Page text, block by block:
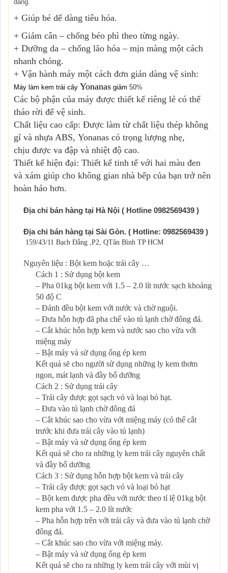
dàng.
+ Giúp bé dể dàng tiêu hóa.
+ Giảm cân – chống béo phì theo từng ngày.
+ Dưỡng da – chống lão hóa – mịn màng một cách
nhanh chóng.
+ Vận hành máy một cách đơn giản dàng vệ sinh:
Máy làm kem trái cây Yonanas giảm 50%
Các bộ phận của máy được thiết kế riêng lẻ có thể
tháo rời để vệ sinh.
Chất liệu cao cấp: Được làm từ chất liệu thép không
gỉ và nhựa ABS, Yonanas có trọng lượng nhẹ,
chịu được va đập và nhiệt độ cao.
Thiết kế hiện đại: Thiết kế tinh tế với hai màu đen
và xám giúp cho không gian nhà bếp của bạn trở nên
hoàn hảo hơn.
Địa chỉ bán hàng tại Hà Nội ( Hotline 0982569439 )
Địa chỉ bán hàng tại Sài Gòn. ( Hotline: 0982569439 )
159/43/11 Bạch Đằng ,P2, QTân Bình TP HCM
Nguyên liệu : Bột kem hoặc trái cây …
Cách 1 : Sử dụng bột kem
– Pha 01kg bột kem với 1.5 – 2.0 lít nước sạch khoảng
50 độ C
– Đánh đều bột kem với nước và chờ nguội.
– Đưa hỗn hợp đã pha chế vào tủ lạnh chờ đông đá.
– Cắt khúc hỗn hợp kem và nước sao cho vừa với
miệng máy
– Bật máy và sử dụng ống ép kem
Kết quả sẽ cho người sử dụng những ly kem thơm
ngon, mát lạnh và đầy bổ dưỡng
Cách 2 : Sử dụng trái cây
– Trái cây được gọt sạch vỏ và loại bỏ hạt.
– Đưa vào tủ lạnh chờ đông đá
– Cắt khúc sao cho vừa với miệng máy (có thể cắt
trước khi đưa trái cây vào tủ lạnh)
– Bật máy và sử dụng ống ép kem
Kết quả sẽ cho ra những ly kem trái cây nguyên chất
và đầy bổ dưỡng
Cách 3 : Sử dụng hỗn hợp bột kem và trái cây
– Trái cây được gọt sạch vỏ và loại bỏ hạt
– Bột kem được pha đều với nước theo tỉ lệ 01kg bột
kem pha với 1.5 – 2.0 lít nước
– Pha hỗn hợp trên với trái cây và đưa vào tủ lạnh chờ
đông đá.
– Cắt khúc sao cho vừa với miệng máy.
– Bật máy và sử dụng ống ép kem
Kết quả sẽ cho ra những ly kem trái cây với mùi vị